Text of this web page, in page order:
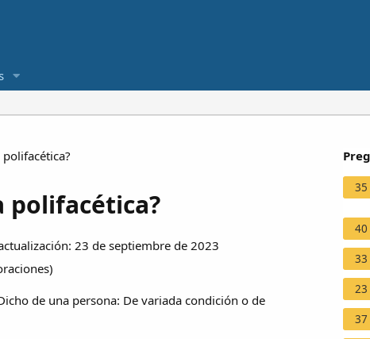
polifacética?
23 de septiembre de 2023
)
de una persona: De variada condición o de
35
40
33
23
37